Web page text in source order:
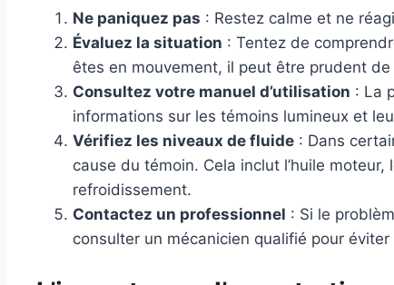
Ne paniquez pas : Restez calme et ne
Évaluez la situation : Tentez de
êtes en mouvement, il peut être prudent
Consultez votre manuel d’utilisation : La
informations sur les témoins lumineux et
Vérifiez les niveaux de fluide : Dans
cause du témoin. Cela inclut l’huile
refroidissement.
Contactez un professionnel : Si le
consulter un mécanicien qualifié pour